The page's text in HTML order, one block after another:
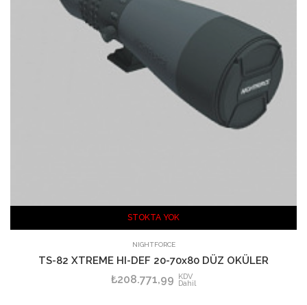
STOKTA YOK
SEPETE EKLE
NIGHTFORCE
TS-82 XTREME HI-DEF 20-70x80 DÜZ OKÜLER
₺208.771,99 KDV
Dahil